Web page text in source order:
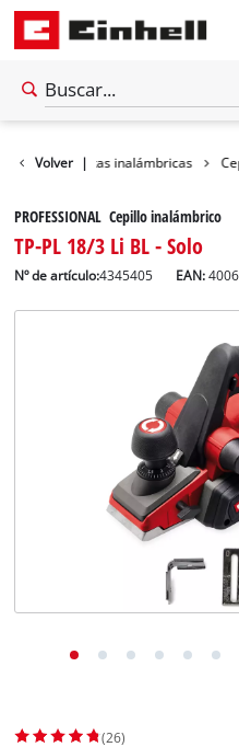
Volver |
Herramientas inalámbricas
PROFESSIONAL Cepillo inalámbrico
TP-PL 18/3 Li BL - Solo
Nº de artículo:4345405 EAN:
(26)